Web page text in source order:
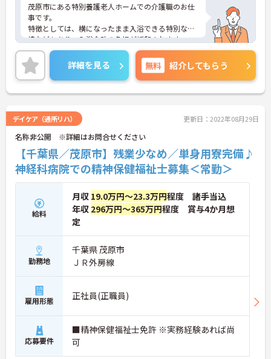
茂原市にある特別養護老人ホームでの介護職のお仕
事です。
特徴としては、横になったまま入浴できる特別な浴
槽などもあり、入浴介助の負担が緩和されます。
月2,000円～4,000円の過去昇給実績があるなどの福
利厚生も整っております。
年間休日120日のプライベートも充実◎
ご興味のある方は、マイナビ介護士までお問い合わ
せください。
詳細を見る 無料 紹介してもらう
デイケア（通所リハ） 更新日：2022年08月29日
名称非公開 ※詳細はお問合せください
【千葉県／茂原市】残業少なめ／単身用寮完備♪
神経科病院での精神保健福祉士募集＜常勤＞
給料
月収 19.0万円～23.3万円程度 諸手当込
年収 296万円～365万円程度 賞与4か月想
定
勤務地
千葉県 茂原市
ＪＲ外房線
雇用形態 正社員(正職員)
応募要件
■精神保健福祉士免許 ※実務経験あれば尚
可